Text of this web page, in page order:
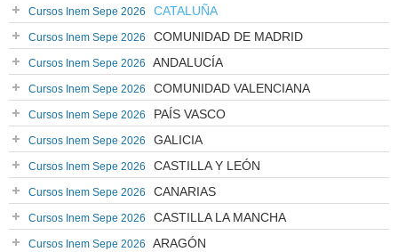
Cursos Inem Sepe 2026 CATALUÑA
Cursos Inem Sepe 2026 COMUNIDAD DE MADRID
Cursos Inem Sepe 2026 ANDALUCÍA
Cursos Inem Sepe 2026 COMUNIDAD VALENCIANA
Cursos Inem Sepe 2026 PAÍS VASCO
Cursos Inem Sepe 2026 GALICIA
Cursos Inem Sepe 2026 CASTILLA Y LEÓN
Cursos Inem Sepe 2026 CANARIAS
Cursos Inem Sepe 2026 CASTILLA LA MANCHA
Cursos Inem Sepe 2026 ARAGÓN